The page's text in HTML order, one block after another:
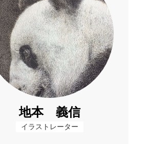
地本 義信
イラストレーター